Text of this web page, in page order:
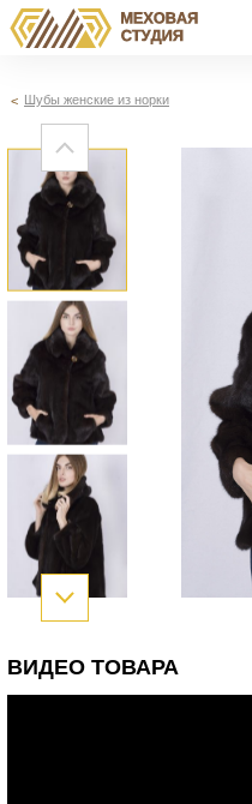
Шубы женские из норки
ВИДЕО ТОВАРА